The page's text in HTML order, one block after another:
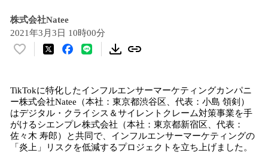
株式会社Natee
2021年3月3日 10時00分
い
！
数
を
読
み
込
TikTokに特化したインフルエンサーマーケティングカンパニ
ー株式会社Natee（本社：東京都渋谷区、代表：小島 領剣）
はデジタル・クライシス＆サイレントクレーム対策事業を手
がけるシエンプレ株式会社（本社：東京都新宿区、代表：
佐々木 寿郎）と共同で、インフルエンサーマーケティングの
「炎上」リスクを低減するプロジェクトを立ち上げました。